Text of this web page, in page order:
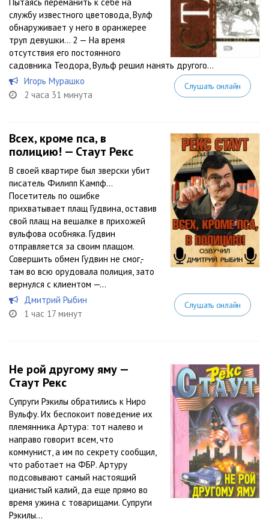
службу известного цветовода, Вулф
обнаруживает у него в оранжерее
труп девушки… 2 — На время
отсутствия его постоянного
садовника Теодора, Вульф решил нанять другого...
Игорь Мурашко
2 часа 31 минута
Слушать онлайн
Всех, кроме пса, в
полицию! — Стаут Рекс
В своей квартире был зверски убит
писатель Филипп Кампф…
Посетитель по ошибке
прихватывает плащ Гудвина, оставив
свой плащ на вешалке в прихожей
вульфова особняка. Гудвин
отправляется за своим плащом.
Совершить обмен Гудвин не смог,-
там во всю орудовала полиция, зато
вернулся с клиентом —...
Дмитрий Рыбин
1 час 17 минут
Слушать онлайн
Не рой другому яму —
Стаут Рекс
Супруги Рэкилы обратились к Ниро
Вульфу. Их беспокоит поведение их
племянника Артура: тот налево и
направо говорит всем, что
коммунист, а им по секрету сообщил,
что работает на ФБР. Артуру
подсовывают самый настоящий
цианистый калий, да еще прямо во
время ужина с товарищами. Супруги
Рэкилы...